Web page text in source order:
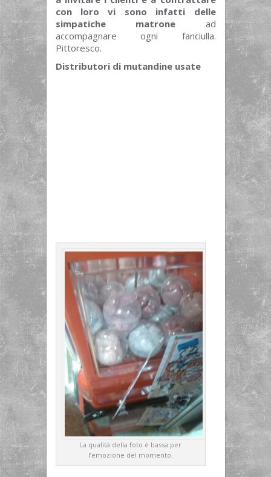
con loro vi sono infatti delle
simpatiche matrone ad
accompagnare ogni fanciulla.
Pittoresco.
Distributori di mutandine usate
La qualità della foto è bassa per
l’emozione del momento.